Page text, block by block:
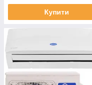
Купити